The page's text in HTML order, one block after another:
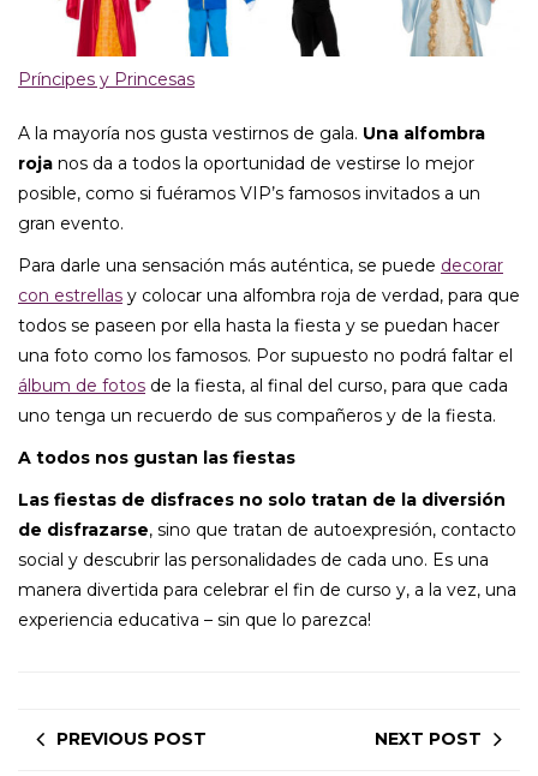
Príncipes y Princesas
A la mayoría nos gusta vestirnos de gala. Una alfombra
roja nos da a todos la oportunidad de vestirse lo mejor
posible, como si fuéramos VIP’s famosos invitados a un
gran evento.
Para darle una sensación más auténtica, se puede decorar
con estrellas y colocar una alfombra roja de verdad, para que
todos se paseen por ella hasta la fiesta y se puedan hacer
una foto como los famosos. Por supuesto no podrá faltar el
álbum de fotos de la fiesta, al final del curso, para que cada
uno tenga un recuerdo de sus compañeros y de la fiesta.
A todos nos gustan las fiestas
Las fiestas de disfraces no solo tratan de la diversión
de disfrazarse, sino que tratan de autoexpresión, contacto
social y descubrir las personalidades de cada uno. Es una
manera divertida para celebrar el fin de curso y, a la vez, una
experiencia educativa – sin que lo parezca!
PREVIOUS POST NEXT POST